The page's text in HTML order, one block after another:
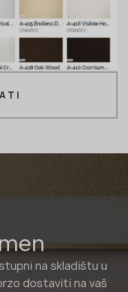
na skladištu u
dostaviti na vaš